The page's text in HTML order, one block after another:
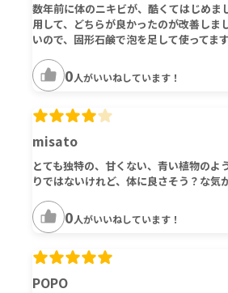
数年前に体のニキビが、酷くてはじめま
用して、どちらが良かったのが改善しま
いので、固形石鹸で泡を足して使ってます
0人がいいねしています！
misato
とても独特の、甘くない、青い植物のよ
りではないけれど、体に良さそう？な気
0人がいいねしています！
POPO